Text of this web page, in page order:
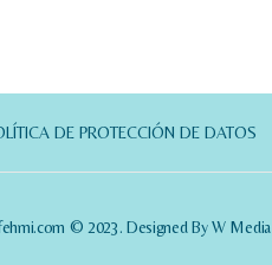
DE PROTECCIÓN DE DATOS
© 2023. Designed By W Media